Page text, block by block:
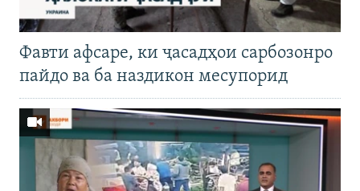
Фавти афсаре, ки ҷасадҳои сарбозонро
пайдо ва ба наздикон месупорид